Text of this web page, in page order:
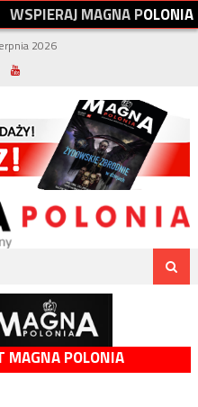
WSPIERAJMAGNAPOLONIA
2026
MAGNA POLONIA